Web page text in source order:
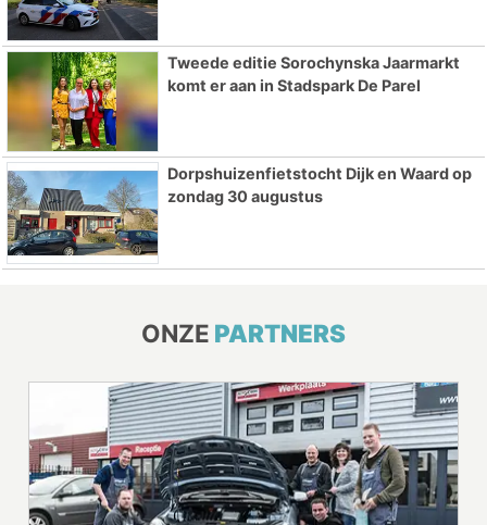
Tweede editie Sorochynska Jaarmarkt
komt er aan in Stadspark De Parel
Dorpshuizenfietstocht Dijk en Waard op
zondag 30 augustus
ONZE PARTNERS